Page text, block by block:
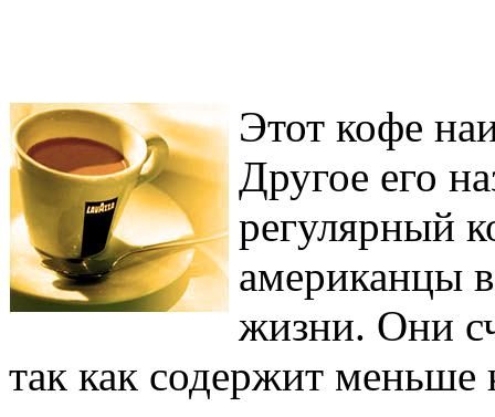
Этот кофе
Другое его
регулярный
американцы
жизни. Они
так как содержит меньше